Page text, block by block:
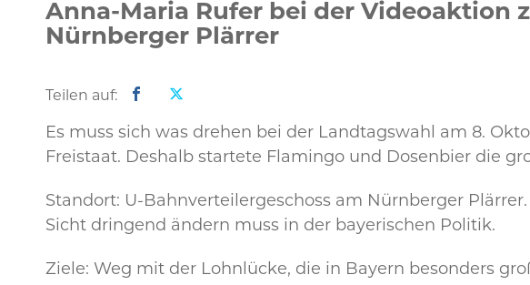
Anna-Maria Rufer bei der Videoaktion
Nürnberger Plärrer
Teilen auf:
Es muss sich was drehen bei der Landtagswahl am 8.
Freistaat. Deshalb startete Flamingo und Dosenbier die
Standort: U-Bahnverteilergeschoss am Nürnberger
Sicht dringend ändern muss in der bayerischen Politik.
Ziele: Weg mit der Lohnlücke, die in Bayern besonders